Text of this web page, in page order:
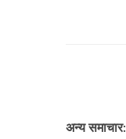
अन्य समाचार: